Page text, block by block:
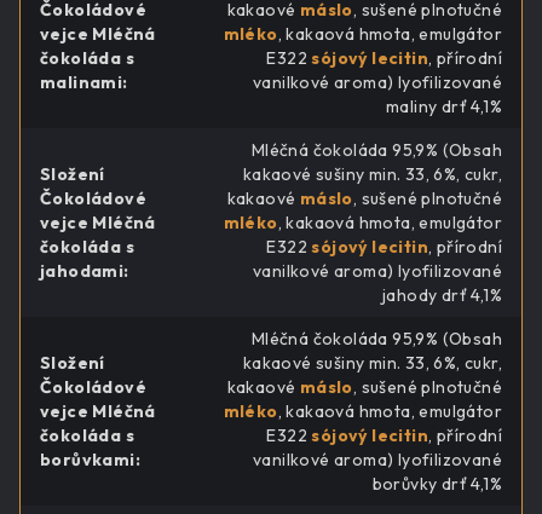
Čokoládové
vejce Mléčná
čokoláda s
malinami:
kakaové máslo, sušené plnotučné
mléko, kakaová hmota, emulgátor
E322sójový lecitin, přírodní
vanilkové aroma) lyofilizované
maliny drť 4,1%
Složení
Čokoládové
vejce Mléčná
čokoláda s
jahodami:
Mléčná čokoláda 95,9% (Obsah
kakaové sušiny min. 33, 6%, cukr,
kakaové máslo, sušené plnotučné
mléko, kakaová hmota, emulgátor
E322sójový lecitin, přírodní
vanilkové aroma) lyofilizované
jahody drť 4,1%
Složení
Čokoládové
vejce Mléčná
čokoláda s
borůvkami:
Mléčná čokoláda 95,9% (Obsah
kakaové sušiny min. 33, 6%, cukr,
kakaové máslo, sušené plnotučné
mléko, kakaová hmota, emulgátor
E322sójový lecitin, přírodní
vanilkové aroma) lyofilizované
borůvky drť 4,1%